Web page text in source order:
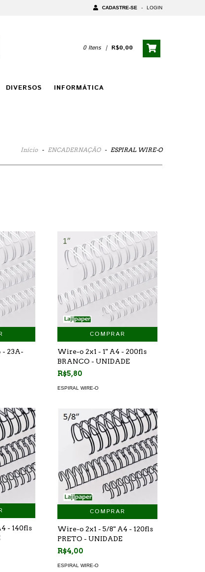
CADASTRE-SE - LOGIN
0 Itens | R$0,00
DIVERSOS
INFORMÁTICA
Início - ENCADERNAÇÃO - ESPIRAL WIRE-O
- 23A-
COMPRAR
Wire-o 2x1 - 1" A4 - 200fls
BRANCO - UNIDADE
R$5,80
ESPIRAL WIRE-O
- 140fls
COMPRAR
Wire-o 2x1 - 5/8" A4 - 120fls
PRETO - UNIDADE
R$4,00
ESPIRAL WIRE-O